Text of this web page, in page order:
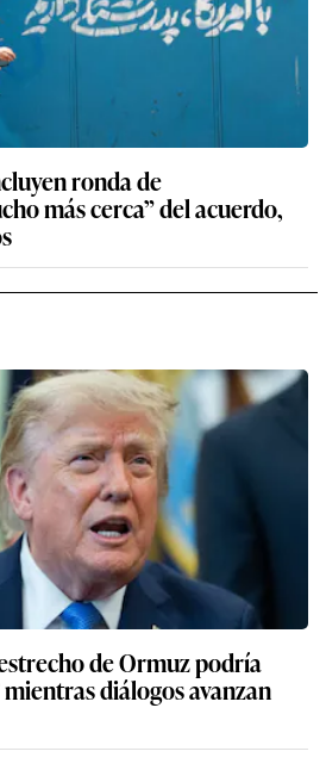
ronda de
más cerca” del acuerdo,
de Ormuz podría
diálogos avanzan